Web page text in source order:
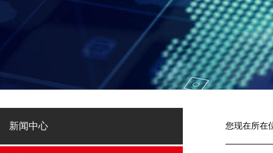
新闻中心 您现在所在